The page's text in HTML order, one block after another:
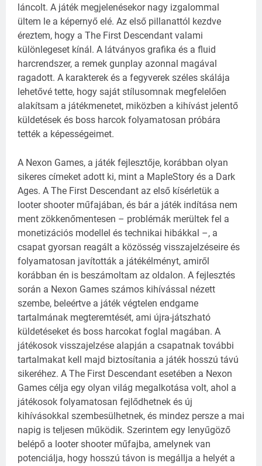
láncolt. A játék megjelenésekor nagy izgalommal
ültem le a képernyő elé. Az első pillanattól kezdve
éreztem, hogy a The First Descendant valami
különlegeset kínál. A látványos grafika és a fluid
harcrendszer, a remek gunplay azonnal magával
ragadott. A karakterek és a fegyverek széles skálája
lehetővé tette, hogy saját stílusomnak megfelelően
alakítsam a játékmenetet, miközben a kihívást jelentő
küldetések és boss harcok folyamatosan próbára
tették a képességeimet.
A Nexon Games, a játék fejlesztője, korábban olyan
sikeres címeket adott ki, mint a MapleStory és a Dark
Ages. A The First Descendant az első kísérletük a
looter shooter műfajában, és bár a játék indítása nem
ment zökkenőmentesen – problémák merültek fel a
monetizációs modellel és technikai hibákkal –, a
csapat gyorsan reagált a közösség visszajelzéseire és
folyamatosan javították a játékélményt, amiről
korábban én is beszámoltam az oldalon. A fejlesztés
során a Nexon Games számos kihívással nézett
szembe, beleértve a játék végtelen endgame
tartalmának megteremtését, ami újra-játszható
küldetéseket és boss harcokat foglal magában. A
játékosok visszajelzése alapján a csapatnak további
tartalmakat kell majd biztosítania a játék hosszú távú
sikeréhez. A The First Descendant esetében a Nexon
Games célja egy olyan világ megalkotása volt, ahol a
játékosok folyamatosan fejlődhetnek és új
kihívásokkal szembesülhetnek, és mindez persze a mai
napig is teljesen működik. Szerintem egy lenyűgöző
belépő a looter shooter műfajba, amelynek van
potenciálja, hogy hosszú távon is megállja a helyét a